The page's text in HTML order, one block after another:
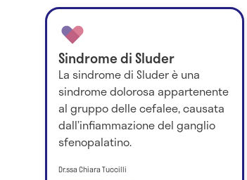
Sindrome di Sluder
La sindrome di Sluder è una
sindrome dolorosa appartenente
al gruppo delle cefalee, causata
dall’infiammazione del ganglio
sfenopalatino.
Dr.ssa Chiara Tuccilli